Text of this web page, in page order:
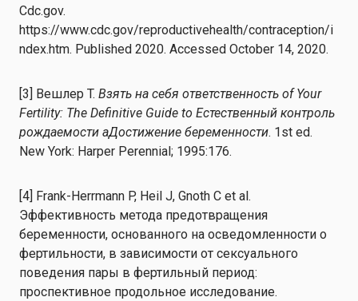
Cdc.gov.
https://www.cdc.gov/reproductivehealth/contraception/i
ndex.htm. Published 2020. Accessed October 14, 2020.
[3] Вешлер T. Взять на себя ответственность of Your
Fertility: The Definitive Guide to Естественный контроль
рождаемости aДостижение беременности. 1st ed.
New York: Harper Perennial; 1995:176.
[4] Frank-Herrmann P, Heil J, Gnoth C et al.
Эффективность метода предотвращения
беременности, основанного на осведомленности о
фертильности, в зависимости от сексуального
поведения пары в фертильный период:
проспективное продольное исследование.